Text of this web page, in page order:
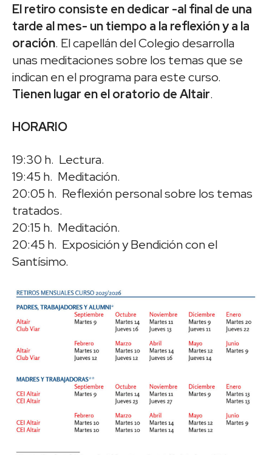
El retiro consiste en dedicar -al final de una
tarde al mes- un tiempo a la reflexión y a la
oración. El capellán del Colegio desarrolla
unas meditaciones sobre los temas que se
indican en el programa para este curso.
Tienen lugar en el oratorio de Altair.
HORARIO
19:30 h. Lectura.
19:45 h. Meditación.
20:05 h. Reflexión personal sobre los temas
tratados.
20:15 h. Meditación.
20:45 h. Exposición y Bendición con el
Santísimo.